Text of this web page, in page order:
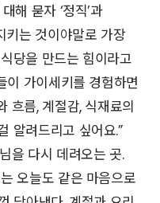
해 묻자 ‘정직’과
키는 것이야말로 가장
당을 만드는 힘이라고
이 가이세키를 경험하면
흐름, 계절감, 식재료의
알려드리고 싶어요.”
을 다시 데려오는 곳.
오늘도 같은 마음으로